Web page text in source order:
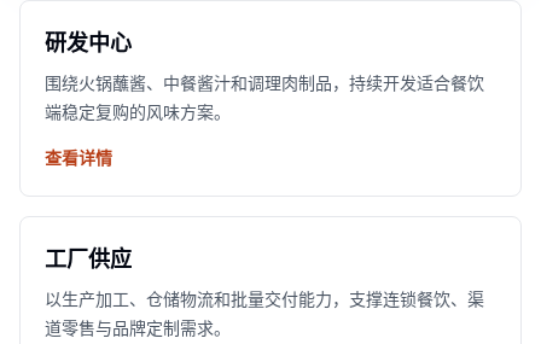
研发中心
围绕火锅蘸酱、中餐酱汁和调理肉制品，持续开发适合餐饮
端稳定复购的风味方案。
查看详情
工厂供应
以生产加工、仓储物流和批量交付能力，支撑连锁餐饮、渠
道零售与品牌定制需求。